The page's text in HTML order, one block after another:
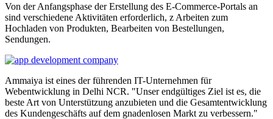
Von der Anfangsphase der Erstellung des E-Commerce-Portals an
sind verschiedene Aktivitäten erforderlich, z Arbeiten zum
Hochladen von Produkten, Bearbeiten von Bestellungen,
Sendungen.
Ammaiya ist eines der führenden IT-Unternehmen für
Webentwicklung in Delhi NCR. "Unser endgültiges Ziel ist es, die
beste Art von Unterstützung anzubieten und die Gesamtentwicklung
des Kundengeschäfts auf dem gnadenlosen Markt zu verbessern."